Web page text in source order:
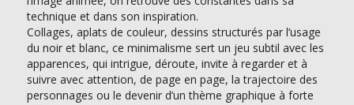
technique et dans son inspiration.
Collages, aplats de couleur, dessins structurés par l’usage
du noir et blanc, ce minimalisme sert un jeu subtil avec les
apparences, qui intrigue, déroute, invite à regarder et à
suivre avec attention, de page en page, la trajectoire des
personnages ou le devenir d’un thème graphique à forte